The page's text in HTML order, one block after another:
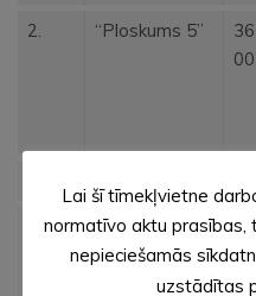
2. “Ploskums 5”
“Līgotņi”,
Lai šī tīmekļvietne
normatīvo aktu prasības,
nepieciešamās
uzstādītas